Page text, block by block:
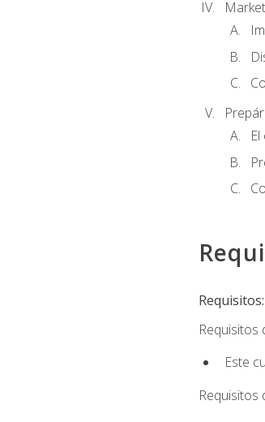
Requisitos:
Requisitos
Este
Requisitos